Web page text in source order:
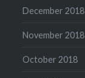
December 2018
November 2018
October 2018